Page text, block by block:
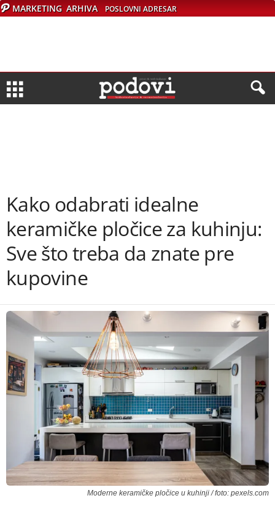
MARKETING ARHIVA POSLOVNI ADRESAR
Kako odabrati idealne
keramičke pločice za kuhinju:
Sve što treba da znate pre
kupovine
Moderne keramičke pločice u kuhinji / foto: pexels.com